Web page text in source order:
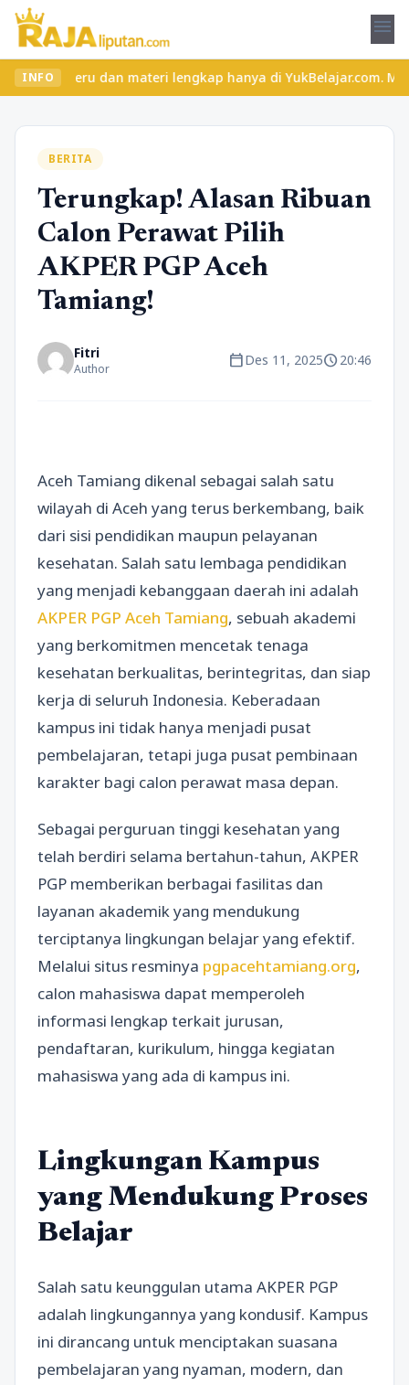
menu
INFO
seru dan materi lengkap hanya di YukBelajar.com. Mulai
BERITA
Terungkap! Alasan Ribuan
Calon Perawat Pilih
AKPER PGP Aceh
Tamiang!
Fitri
Author calendar_todayDes 11, 2025schedule20:46
Aceh Tamiang dikenal sebagai salah satu
wilayah di Aceh yang terus berkembang, baik
dari sisi pendidikan maupun pelayanan
kesehatan. Salah satu lembaga pendidikan
yang menjadi kebanggaan daerah ini adalah
AKPER PGP Aceh Tamiang, sebuah akademi
yang berkomitmen mencetak tenaga
kesehatan berkualitas, berintegritas, dan siap
kerja di seluruh Indonesia. Keberadaan
kampus ini tidak hanya menjadi pusat
pembelajaran, tetapi juga pusat pembinaan
karakter bagi calon perawat masa depan.
Sebagai perguruan tinggi kesehatan yang
telah berdiri selama bertahun-tahun, AKPER
PGP memberikan berbagai fasilitas dan
layanan akademik yang mendukung
terciptanya lingkungan belajar yang efektif.
Melalui situs resminya pgpacehtamiang.org,
calon mahasiswa dapat memperoleh
informasi lengkap terkait jurusan,
pendaftaran, kurikulum, hingga kegiatan
mahasiswa yang ada di kampus ini.
Lingkungan Kampus
yang Mendukung Proses
Belajar
Salah satu keunggulan utama AKPER PGP
adalah lingkungannya yang kondusif. Kampus
ini dirancang untuk menciptakan suasana
pembelajaran yang nyaman, modern, dan